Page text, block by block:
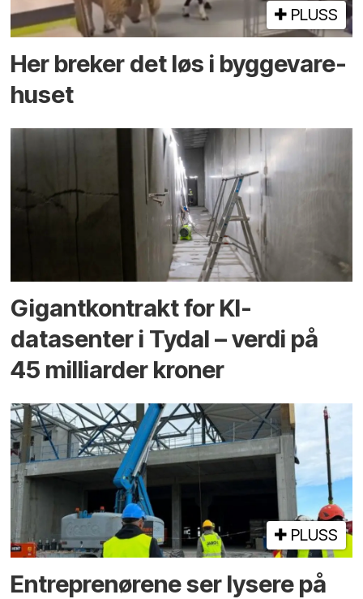
PLUSS
Her breker det løs i bygge­vare­
huset
Gigantkontrakt for KI-
datasenter i Tydal – verdi på
45 milliarder kroner
PLUSS
Entreprenørene ser lysere på